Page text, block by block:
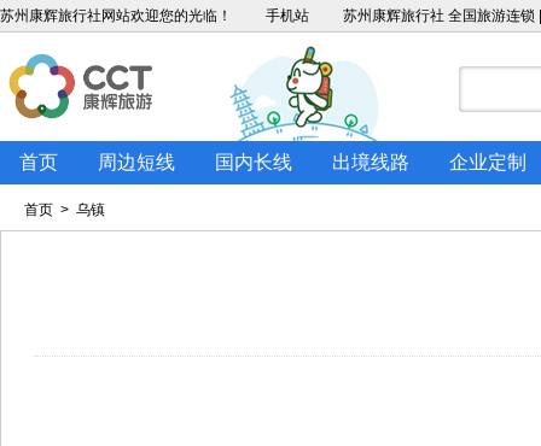
苏州康辉旅行社 网站欢迎您的光临！ 手机站 苏州康辉旅行社 全国旅游连
首页 周边短线 国内长线 出境线路 企业定制
首页 > 乌镇